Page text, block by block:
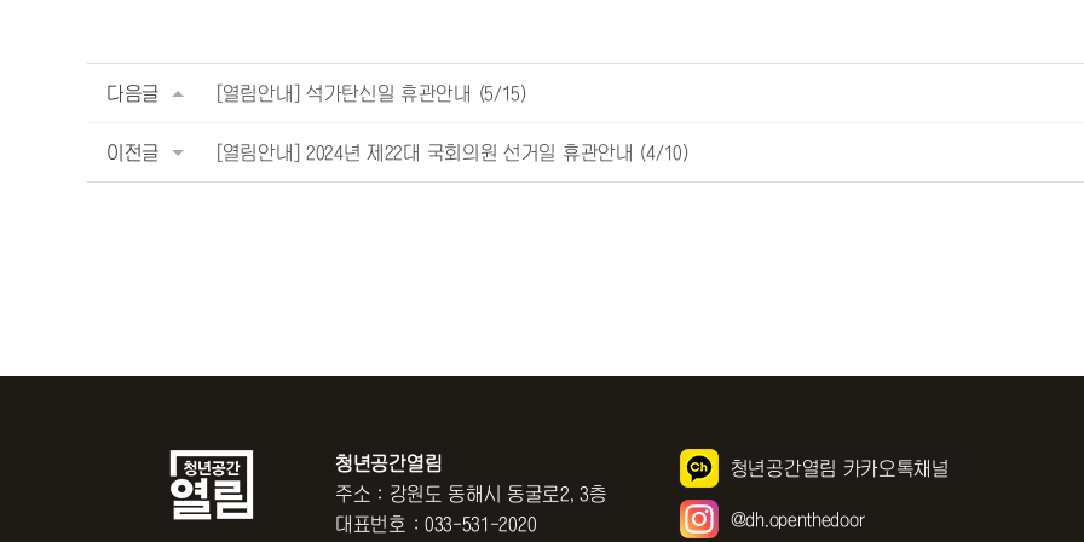
다음글 [열림안내] 석가탄신일 휴관안내 (5/15)
이전글 [열림안내] 2024년 제22대 국회의원 선거일 휴관안내 (4/10)
청년공간열림
주소 : 강원도 동해시 동굴로2, 3층
대표번호 : 033-531-2020
청년공간열림 카카오톡채널
@dh.openthedoor